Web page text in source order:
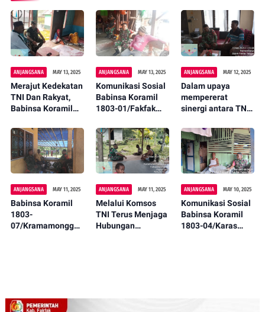
ANJANGSANA MAY 13, 2025
Merajut Kedekatan
TNI Dan Rakyat,
Babinsa Koramil
Berkala Melakukan
Komsos
ANJANGSANA MAY 13, 2025
Komunikasi Sosial
Babinsa Koramil
1803-01/Fakfak
TNI Bersama
Tokoh Masyarakat.
ANJANGSANA MAY 12, 2025
Dalam upaya
mempererat
sinergi antara TNI
Babinsa Koramil
1803-01/Fakfak
menggelar
kegiatan
Komunikasi Sosial
(Komsos)
ANJANGSANA MAY 11, 2025
Babinsa Koramil
1803-
07/Kramamongga
ANJANGSANA MAY 11, 2025
Melalui Komsos
TNI Terus Menjaga
Hubungan
ANJANGSANA MAY 10, 2025
Komunikasi Sosial
Babinsa Koramil
1803-04/Karas